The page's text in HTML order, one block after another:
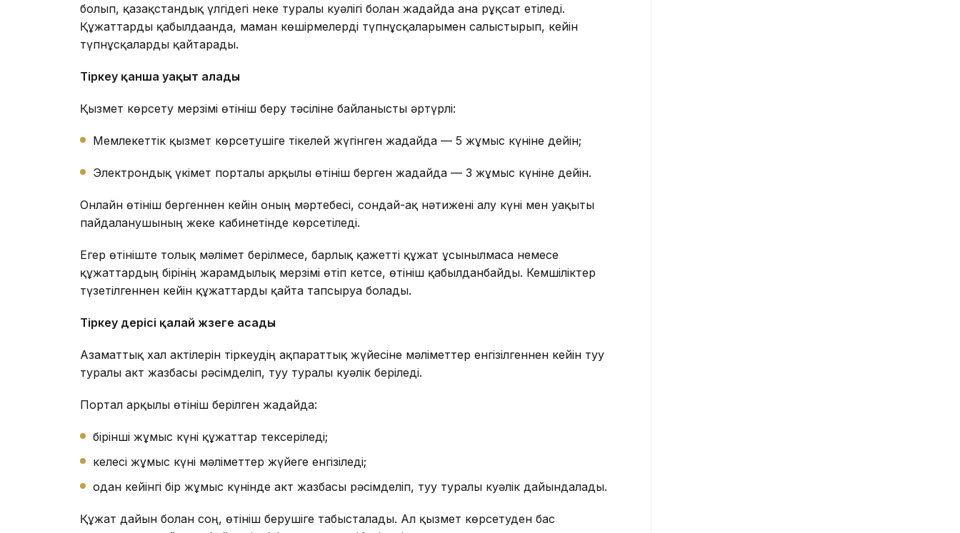
болып, қазақстандық үлгідегі неке туралы куәлігі болған жағдайда ғана рұқсат етіледі.
Құжаттарды қабылдағанда, маман көшірмелерді түпнұсқаларымен салыстырып, кейін
түпнұсқаларды қайтарады.
Тіркеу қанша уақыт алады
Қызмет көрсету мерзімі өтініш беру тәсіліне байланысты әртүрлі:
Мемлекеттік қызмет көрсетушіге тікелей жүгінген жағдайда — 5 жұмыс күніне дейін;
Электрондық үкімет порталы арқылы өтініш берген жағдайда — 3 жұмыс күніне дейін.
Онлайн өтініш бергеннен кейін оның мәртебесі, сондай-ақ нәтижені алу күні мен уақыты
пайдаланушының жеке кабинетінде көрсетіледі.
Егер өтініште толық мәлімет берілмесе, барлық қажетті құжат ұсынылмаса немесе
құжаттардың бірінің жарамдылық мерзімі өтіп кетсе, өтініш қабылданбайды. Кемшіліктер
түзетілгеннен кейін құжаттарды қайта тапсыруға болады.
Тіркеу үдерісі қалай жүзеге асады
Азаматтық хал актілерін тіркеудің ақпараттық жүйесіне мәліметтер енгізілгеннен кейін туу
туралы акт жазбасы рәсімделіп, туу туралы куәлік беріледі.
Портал арқылы өтініш берілген жағдайда:
бірінші жұмыс күні құжаттар тексеріледі;
келесі жұмыс күні мәліметтер жүйеге енгізіледі;
одан кейінгі бір жұмыс күнінде акт жазбасы рәсімделіп, туу туралы куәлік дайындалады.
Құжат дайын болған соң, өтініш берушіге табысталады. Ал қызмет көрсетуден бас